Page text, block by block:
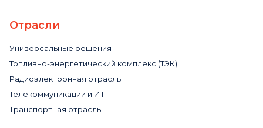
Отрасли
Универсальные решения
Топливно-энергетический комплекс (ТЭК)
Радиоэлектронная отрасль
Телекоммуникации и ИТ
Транспортная отрасль